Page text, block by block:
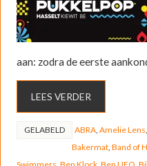
aan: zodra de eerste
LEES VERDER
GELABELD ABRA, Amelie Lens
Bakermat, Band of